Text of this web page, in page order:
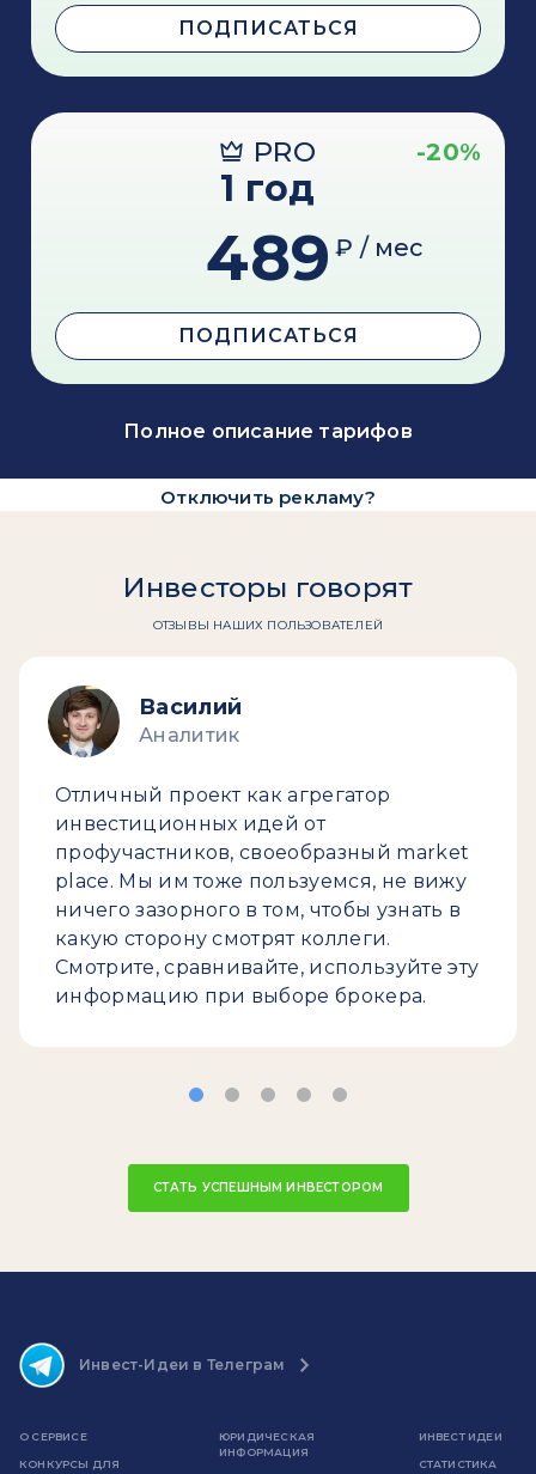
ПОДПИСАТЬСЯ
PRO -20%
1 год
489 ₽ / мес
ПОДПИСАТЬСЯ
Полное описание тарифов
Отключить рекламу?
Инвесторы говорят
ОТЗЫВЫ НАШИХ ПОЛЬЗОВАТЕЛЕЙ
Василий
Аналитик
Отличный проект как агрегатор
инвестиционных идей от
профучастников, своеобразный market
place. Мы им тоже пользуемся, не вижу
ничего зазорного в том, чтобы узнать в
какую сторону смотрят коллеги.
Смотрите, сравнивайте, используйте эту
информацию при выборе брокера.
СТАТЬ УСПЕШНЫМ ИНВЕСТОРОМ
Инвест-Идеи в Телеграм
О СЕРВИСЕ
КОНКУРСЫ ДЛЯ
ЮРИДИЧЕСКАЯ
ИНФОРМАЦИЯ
ИНВЕСТ ИДЕИ
СТАТИСТИКА